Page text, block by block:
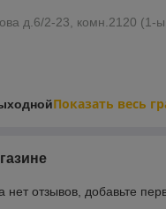
д.6/2-23, комн.2120 (1-
Показать весь
нет отзывов, добавьте